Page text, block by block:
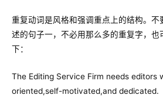
重复动词是风格和强调重点上的结构。不
述的句子一，不必用那么多的重复字，也
下：
The Editing Service Firm needs editors
oriented,self-motivated,and dedicated.